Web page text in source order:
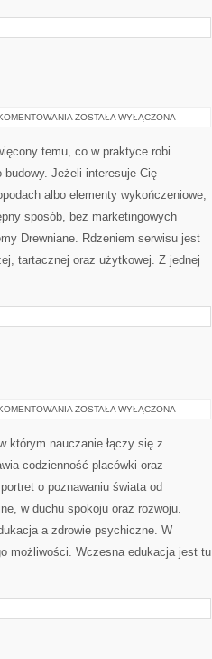
DOMY
ZOSTAŁA WYŁĄCZONA
temu, co w praktyce robi
Jeżeli interesuje Cię
albo elementy wykończeniowe,
sposób, bez marketingowych
Drewniane. Rdzeniem serwisu jest
tartacznej oraz użytkowej. Z jednej
GŁOS
ZOSTAŁA WYŁĄCZONA
którym nauczanie łączy się z
codzienność placówki oraz
o poznawaniu świata od
w duchu spokoju oraz rozwoju.
a zdrowie psychiczne. W
możliwości. Wczesna edukacja jest tu